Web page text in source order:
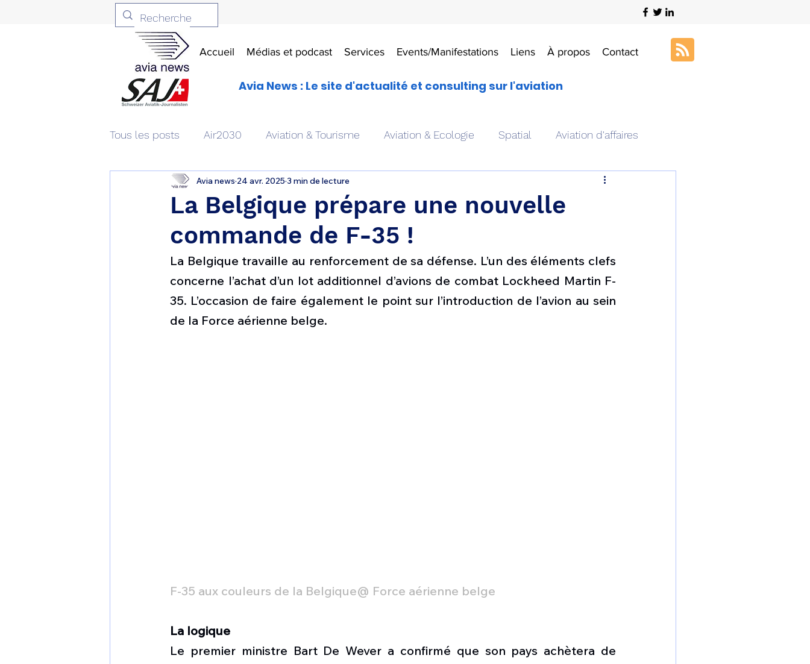
Accueil Médias et podcast Services Events/Manifestations Liens À propos Contact
Avia News : Le site d'actualité et consulting sur l'aviation
Tous les posts Air2030 Aviation & Tourisme Aviation & Ecologie Spatial Aviation d'affaires
Aviation & Défense Livres Drones aériens Art & Aviation
Patrimoine aéronautique Avionique & pilotage Avion expérimental
1 er avril Motorisation Défense sol-air DSA Amphibie Drones Composante ESPACE
Shenyang J-35 Bombardier Global 6500
La Belgique prépare une nouvelle
commande de F-35 !
Avia news 24 avr. 20253 min de lecture
La Belgique travaille au renforcement de sa défense. L’un des éléments clefs
concerne l’achat d’un lot additionnel d’avions de combat Lockheed Martin F-
35. L’occasion de faire également le point sur l’introduction de l’avion au sein
de la Force aérienne belge.
F-35 aux couleurs de la Belgique@ Force aérienne belge
La logique
Le premier ministre Bart De Wever a confirmé que son pays achètera de